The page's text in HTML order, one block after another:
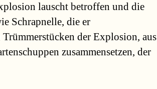
lauscht betroffen und die
Schrapnelle, die er
Trümmerstücken der Explosion, aus
zusammensetzen, der